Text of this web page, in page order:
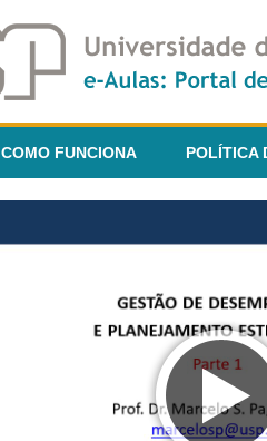
COMO FUNCIONA POLÍTICA